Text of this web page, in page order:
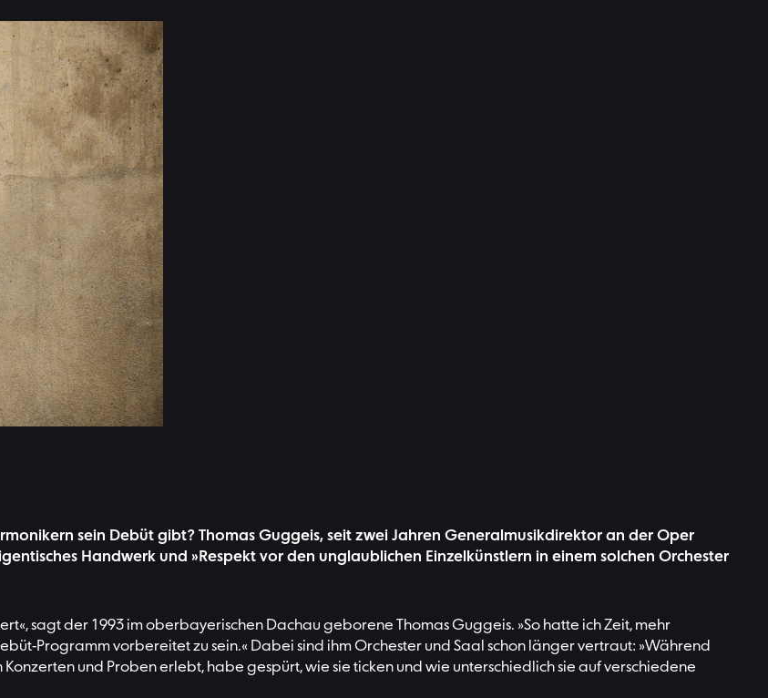
sein Debüt gibt? Thomas Guggeis, seit zwei Jahren Generalmusikdirektor an der Oper
Handwerk und »Respekt vor den unglaublichen Einzelkünstlern in einem solchen Orchester
sagt der 1993 im oberbayerischen Dachau geborene Thomas Guggeis. »So hatte ich Zeit, mehr
Programm vorbereitet zu sein.« Dabei sind ihm Orchester und Saal schon länger vertraut: »Während
und Proben erlebt, habe gespürt, wie sie ticken und wie unterschiedlich sie auf verschiedene